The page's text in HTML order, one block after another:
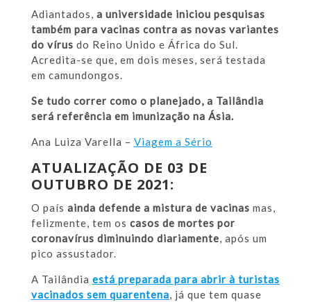
Adiantados, a universidade iniciou pesquisas
também para vacinas contra as novas variantes
do vírus do Reino Unido e África do Sul.
Acredita-se que, em dois meses, será testada
em camundongos.
Se tudo correr como o planejado, a Tailândia
será referência em imunização na Ásia.
Ana Luiza Varella – Viagem a Sério
ATUALIZAÇÃO DE 03 DE
OUTUBRO DE 2021:
O país ainda defende a mistura de vacinas mas,
felizmente, tem os casos de mortes por
coronavírus diminuindo diariamente , após um
pico assustador.
A Tailândia está preparada para abrir à turistas
vacinados sem quarentena , já que tem quase